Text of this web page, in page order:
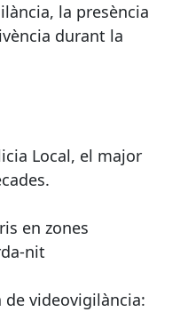
la presència
durant la
Local, el major
en zones
nit
videovigilància: